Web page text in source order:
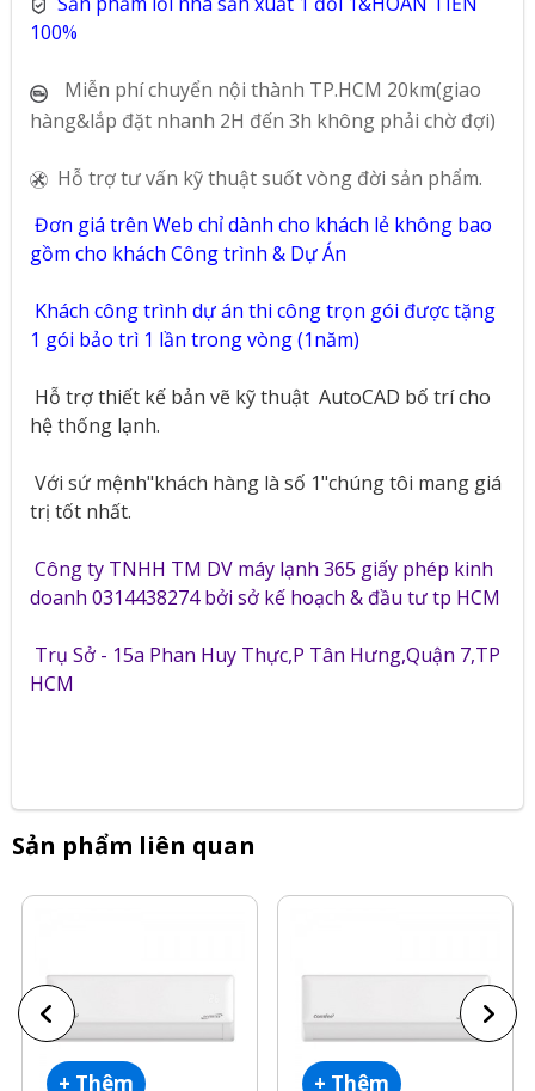
100%
Miễn phí chuyển nội thành TP.HCM 20km(giao
hàng&lắp đặt nhanh 2H đến 3h không phải chờ đợi)
Hỗ trợ tư vấn kỹ thuật suốt vòng đời sản phẩm.
Đơn giá trên Web chỉ dành cho khách lẻ không bao
gồm cho khách Công trình & Dự Án
Khách công trình dự án thi công trọn gói được tặng
1 gói bảo trì 1 lần trong vòng (1năm)
Hỗ trợ thiết kế bản vẽ kỹ thuật AutoCAD bố trí cho
hệ thống lạnh.
Với sứ mệnh"khách hàng là số 1"chúng tôi mang giá
trị tốt nhất.
Công ty TNHH TM DV máy lạnh 365 giấy phép kinh
doanh 0314438274 bởi sở kế hoạch & đầu tư tp HCM
Trụ Sở - 15a Phan Huy Thực,P Tân Hưng,Quận 7,TP
HCM
Sản phẩm liên quan
+ Thêm + Thêm